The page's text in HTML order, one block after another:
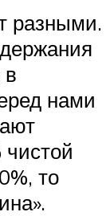
разными.
в
нами
то